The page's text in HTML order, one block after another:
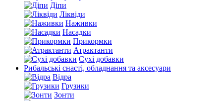
Діпи
Ліквіди
Наживки
Насадки
Прикормки
Атрактанти
Сухі добавки
Рибальські снасті, обладнання та аксесуари
Відра
Грузики
Зонти